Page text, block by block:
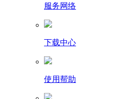
服务网络
下载中心
使用帮助